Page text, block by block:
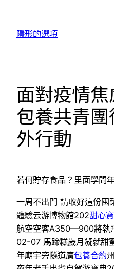
隱形的選項
面對疫情
包養共青團
外行動
若何貯存食品？里面學問年
一周不出門 請收好這份
體驗云游博物館202甜心
航空空客A350—900將執
02-07 馬蹄糕歲月凝就
年廟宇旁隧道廣包養合約